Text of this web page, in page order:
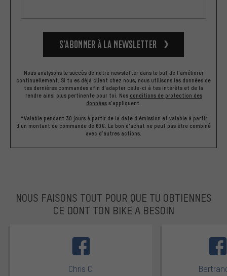
S’abonner à la newsletter
Nous analysons le succès de notre newsletter dans le but de l'améliorer
continuellement. Si tu es déjà client chez nous, nous utilisons les données de
tes dernières commandes afin d'adapter celle-ci à tes intérêts et de la
rendre ainsi plus pertinente pour toi. Nos conditions de protection des
données s'appliquent.
*Valable pendant 30 jours à partir de la date d'émission et valable à partir
d'un montant de commande de 60€. Le bon d'achat ne peut pas être combiné
avec d'autres actions.
NOUS FAISONS TOUT POUR QUE TU OBTIENNES
CE DONT TON BIKE A BESOIN
Chris C.